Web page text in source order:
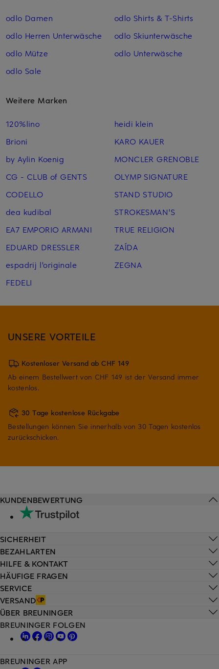
odlo Damen
odlo Herren Unterwäsche
odlo Mütze
odlo Sale
odlo Shirts & T-Shirts
odlo Skiunterwäsche
odlo Unterwäsche
Weitere Marken
120%lino
Brioni
by Aylin Koenig
CG - CLUB of GENTS
CODELLO
dea kudibal
EA7 EMPORIO ARMANI
EDUARD DRESSLER
espadrij l'originale
FEDELI
heidi klein
KARO KAUER
MONCLER GRENOBLE
OLYMP SIGNATURE
STAND STUDIO
STROKESMAN'S
TRUE RELIGION
ZAÍDA
ZEGNA
UNSERE VORTEILE
Kostenloser Versand ab CHF 149
Ab einem Bestellwert von CHF 149 ist der Versand immer
kostenlos.
30 Tage kostenlose Rückgabe
Bestellungen können Sie innerhalb von 30 Tagen kostenlos
zurückschicken.
HILFE & KONTAKT
HÄUFIGE FRAGEN
SERVICE
VERSAND
KUNDENBEWERTUNG
SICHERHEIT
BEZAHLARTEN
ÜBER BREUNINGER
BREUNINGER FOLGEN
BREUNINGER APP